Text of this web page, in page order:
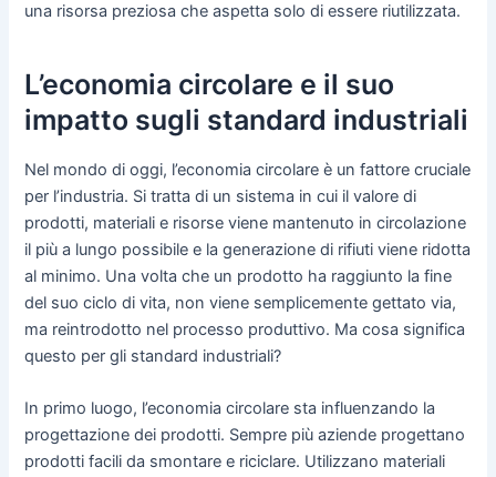
una risorsa preziosa che aspetta solo di essere riutilizzata.
L’economia circolare e il suo
impatto sugli standard industriali
Nel mondo di oggi, l’economia circolare è un fattore cruciale
per l’industria. Si tratta di un sistema in cui il valore di
prodotti, materiali e risorse viene mantenuto in circolazione
il più a lungo possibile e la generazione di rifiuti viene ridotta
al minimo. Una volta che un prodotto ha raggiunto la fine
del suo ciclo di vita, non viene semplicemente gettato via,
ma reintrodotto nel processo produttivo. Ma cosa significa
questo per gli standard industriali?
In primo luogo, l’economia circolare sta influenzando la
progettazione dei prodotti. Sempre più aziende progettano
prodotti facili da smontare e riciclare. Utilizzano materiali